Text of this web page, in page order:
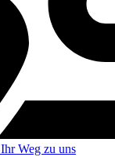
Ihr Weg zu uns